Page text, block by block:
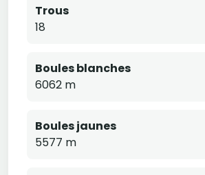
Trous
18
Boules blanches
6062 m
Boules jaunes
5577 m